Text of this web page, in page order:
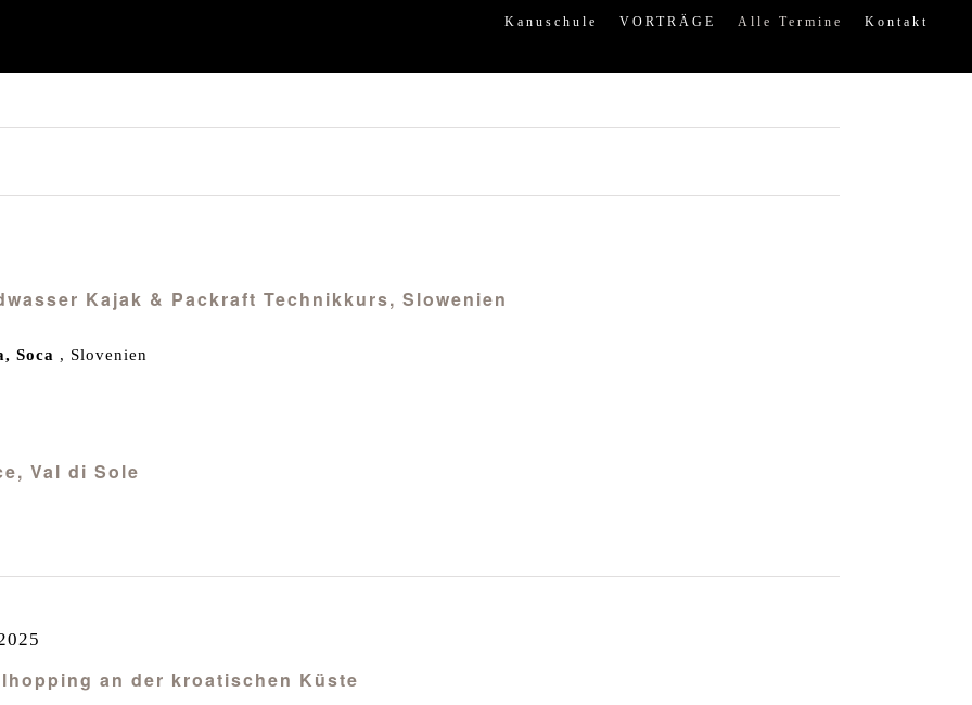
Kanuschule VORTRÄGE Alle Termine Kontakt
Kajak & Packraft Technikkurs, Slowenien
Soca , Slovenien
Val di Sole
an der kroatischen Küste